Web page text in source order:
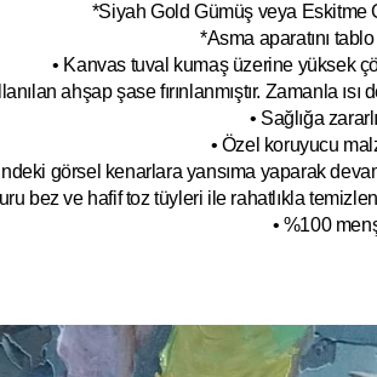
*Siyah Gold Gümüş veya Eskitme
*Asma aparatını
• Kanvas tuval kumaş üzerine yüksek
ahşap şase fırınlanmıştır. Zamanla
• Sağlığa
• Özel koruyucu
görsel kenarlara yansıma yaparak
bez ve hafif toz tüyleri ile rahatlıkla
• %100